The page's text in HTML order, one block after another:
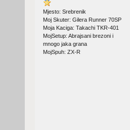
Mjesto: Srebrenik
Moj Skuter: Gilera Runner 70SP
Moja Kaciga: Takachi TKR-401
MojSetup: Abrajsani brezoni i
mnogo jaka grana
MojSpuh: ZX-R